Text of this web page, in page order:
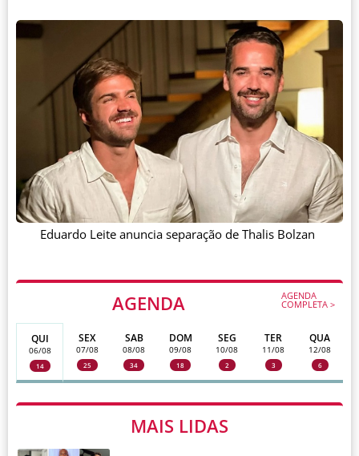
AGENDA AGENDA
COMPLETA >
QUI
06/08
14
SEX
07/08
25
SAB
08/08
34
DOM
09/08
18
SEG
10/08
2
TER
11/08
3
QUA
12/08
6
MAIS LIDAS
Eduardo Leite anuncia separação de Thalis Bolzan